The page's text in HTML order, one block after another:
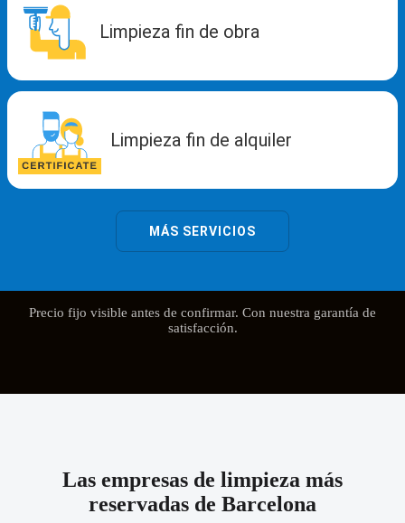
Precio fijo visible antes de confirmar. Con nuestra garantía de
satisfacción.
Las empresas de limpieza más
reservadas de Barcelona